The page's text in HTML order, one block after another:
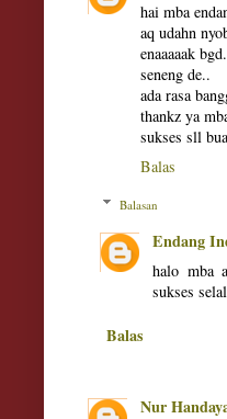
hai mba
aq udahn
enaaaaak
seneng de..
ada rasa
thankz ya
sukses sll
Balas
Balasan
Endang
halo mba
sukses
Balas
Nur